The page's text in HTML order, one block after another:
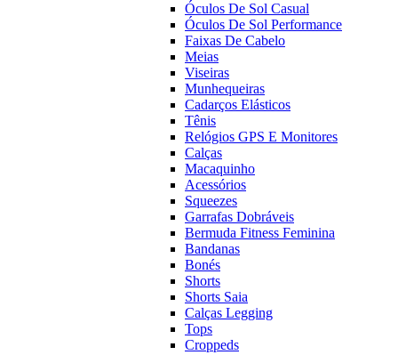
Óculos De Sol Casual
Óculos De Sol Performance
Faixas De Cabelo
Meias
Viseiras
Munhequeiras
Cadarços Elásticos
Tênis
Relógios GPS E Monitores
Calças
Macaquinho
Acessórios
Squeezes
Garrafas Dobráveis
Bermuda Fitness Feminina
Bandanas
Bonés
Shorts
Shorts Saia
Calças Legging
Tops
Croppeds